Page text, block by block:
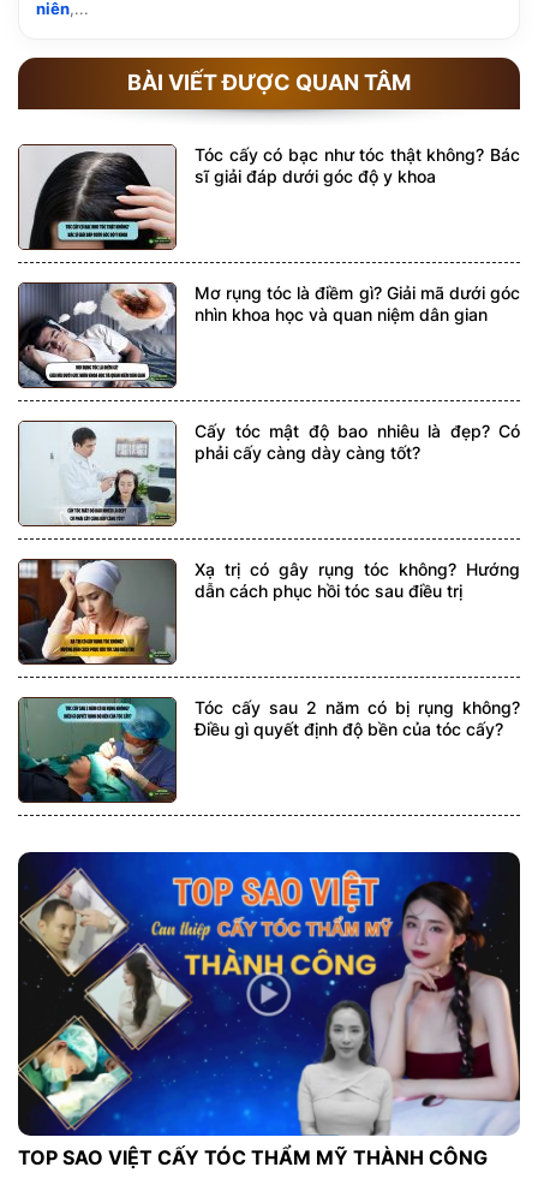
niên,...
BÀI VIẾT ĐƯỢC QUAN TÂM
Tóc cấy có bạc như tóc thật không? Bác
sĩ giải đáp dưới góc độ y khoa
Mơ rụng tóc là điềm gì? Giải mã dưới góc
nhìn khoa học và quan niệm dân gian
Cấy tóc mật độ bao nhiêu là đẹp? Có
phải cấy càng dày càng tốt?
Xạ trị có gây rụng tóc không? Hướng
dẫn cách phục hồi tóc sau điều trị
Tóc cấy sau 2 năm có bị rụng không?
Điều gì quyết định độ bền của tóc cấy?
TOP SAO VIỆT CẤY TÓC THẨM MỸ THÀNH CÔNG